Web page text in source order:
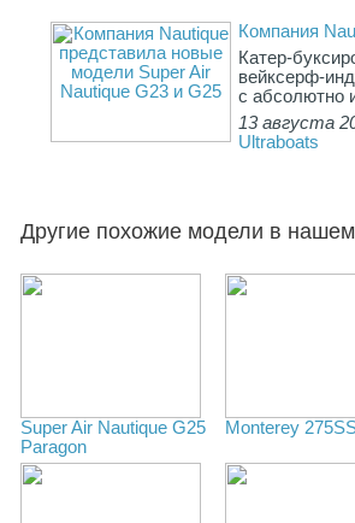
Компания
Катер-
вейксерф-
с абсолютно
13 августа
Ultraboats
Другие похожие модели в нашем
Super Air Nautique G25
Paragon
Monterey